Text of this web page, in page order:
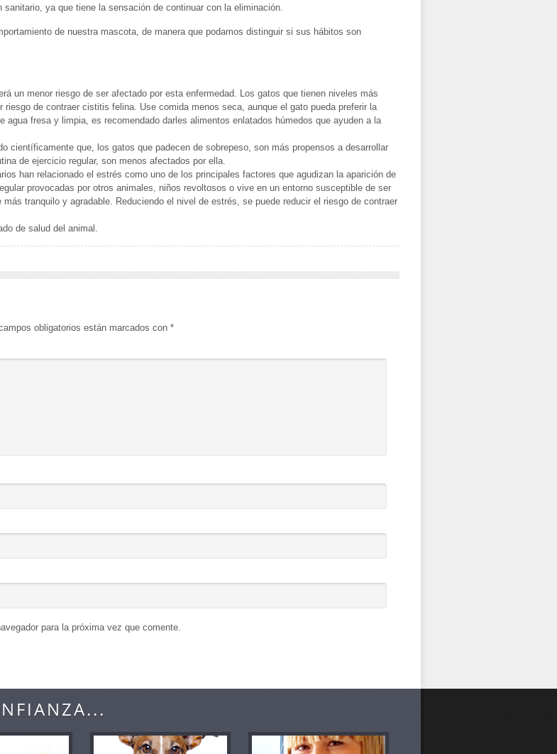
ya que tiene la sensación de continuar con la eliminación.
de nuestra mascota, de manera que podamos distinguir si sus hábitos son
un menor riesgo de ser afectado por esta enfermedad. Los gatos que tienen niveles más
de contraer cistitis felina. Use comida menos seca, aunque el gato pueda preferir la
fresa y limpia, es recomendado darles alimentos enlatados húmedos que ayuden a la
científicamente que, los gatos que padecen de sobrepeso, son más propensos a desarrollar
de ejercicio regular, son menos afectados por ella.
han relacionado el estrés como uno de los principales factores que agudizan la aparición de
provocadas por otros animales, niños revoltosos o vive en un entorno susceptible de ser
tranquilo y agradable. Reduciendo el nivel de estrés, se puede reducir el riesgo de contraer
de salud del animal.
obligatorios están marcados con *
para la próxima vez que comente.